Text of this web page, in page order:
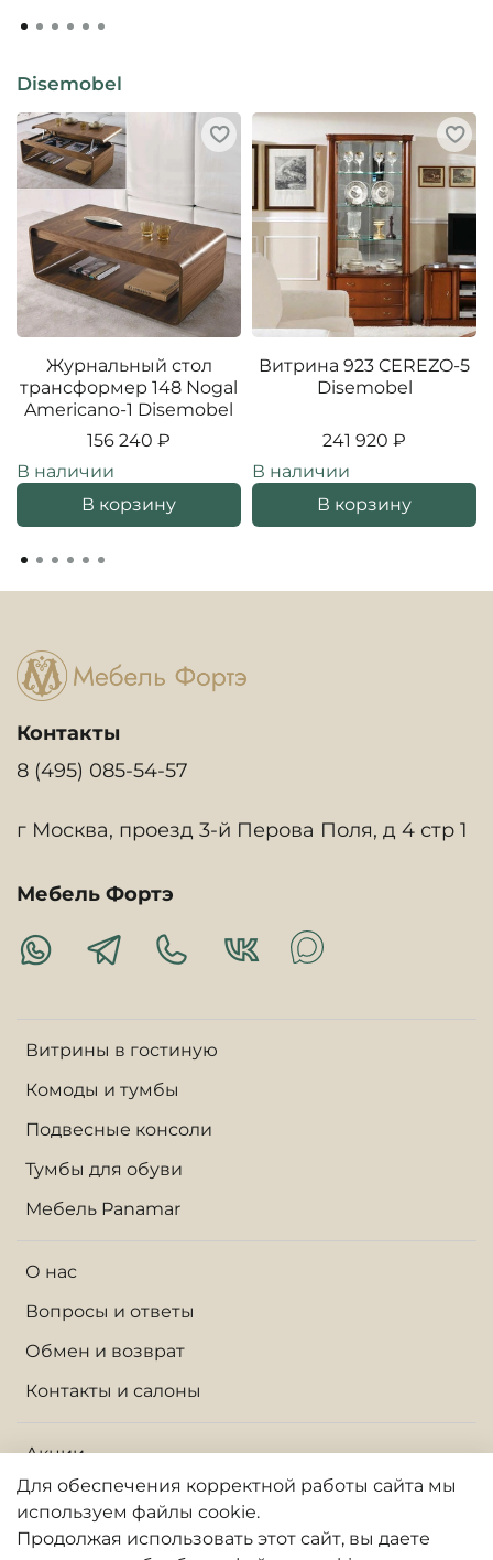
Disemobel
Журнальный стол
трансформер 148 Nogal
Americano-1 Disemobel
156 240 ₽
В наличии
В корзину
Витрина 923 CEREZO-5
Disemobel
241 920 ₽
В наличии
В корзину
Витрины в гостиную
Комоды и тумбы
Подвесные консоли
Тумбы для обуви
Мебель Panamar
О нас
Вопросы и ответы
Обмен и возврат
Контакты и салоны
Акции
Доставка по Москве и МО
Доставка по России
Контакты
8 (495) 085-54-57
г Москва, проезд 3-й Перова Поля, д 4 стр 1
Мебель Фортэ
Для обеспечения корректной работы сайта мы
используем файлы cookie.
Продолжая использовать этот сайт, вы даете